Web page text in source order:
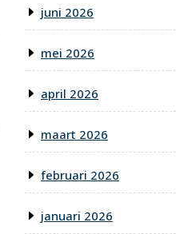
juni 2026
mei 2026
april 2026
maart 2026
februari 2026
januari 2026